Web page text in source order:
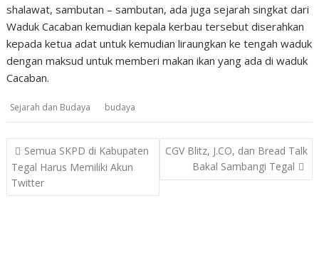
shalawat, sambutan – sambutan, ada juga sejarah singkat dari
Waduk Cacaban kemudian kepala kerbau tersebut diserahkan
kepada ketua adat untuk kemudian liraungkan ke tengah waduk
dengan maksud untuk memberi makan ikan yang ada di waduk
Cacaban.
Sejarah dan Budaya budaya
Post
navigation
Semua SKPD di Kabupaten
Tegal Harus Memiliki Akun
Twitter
CGV Blitz, J.CO, dan Bread Talk
Bakal Sambangi Tegal